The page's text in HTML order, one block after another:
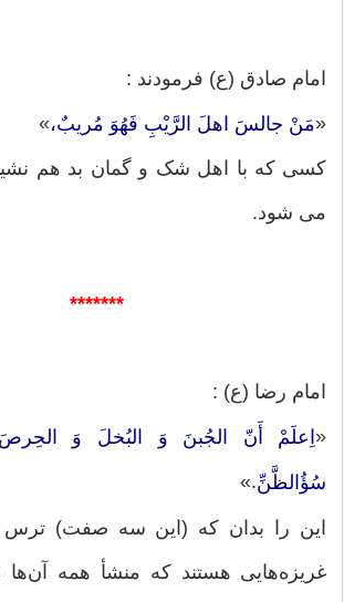
امام صادق (ع) فرمودند :
«مَنْ جالسَ اهلَ الرَّیْبِ فَهُوَ مُریبٌ،»
کسی که با اهل شک و گمان بد هم
می شود.
*******
امام رضا (ع) :
« اِعلَمْ أَنّ الجُبنَ وَ البُخلَ وَ
سُؤُالظَّنِّ.»
این را بدان که (این سه صفت)
غریزه‌هایی هستند که منشأ همه